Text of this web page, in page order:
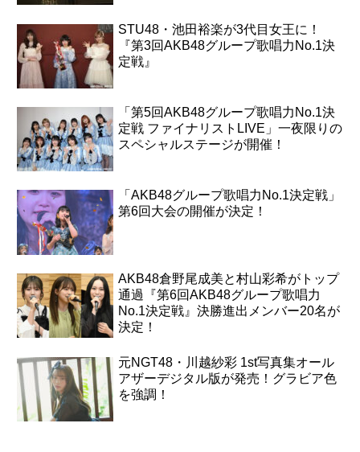
STU48・池田裕楽が3代目女王に！
『第3回AKB48グループ歌唱力No.1決
定戦』
「第5回AKB48グループ歌唱力No.1決
定戦 ファイナリストLIVE」一夜限りの
スペシャルステージが開催！
「AKB48グループ歌唱力No.1決定戦」
第6回大会の開催が決定！
AKB48倉野尾成美と村山彩希がトップ
通過『第6回AKB48グループ歌唱力
No.1決定戦』決勝進出メンバー20名が
決定！
元NGT48・川越紗彩 1st写真集オール
アザーデジタル版が発売！グラビア色
を強調！